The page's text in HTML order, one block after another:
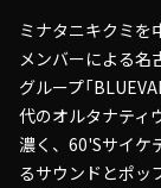
ミナタニキクミを
メンバーによる名
グループ「
代のオルタナティ
濃く、60'Sサイケ
るサウンドとポッ